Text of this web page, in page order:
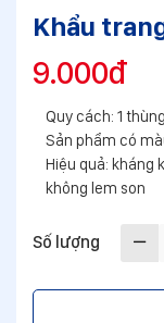
Khẩu
9.000đ
Quy cách: 1
Sản phẩm có
Hiệu quả: kháng
không lem son
Số lượng